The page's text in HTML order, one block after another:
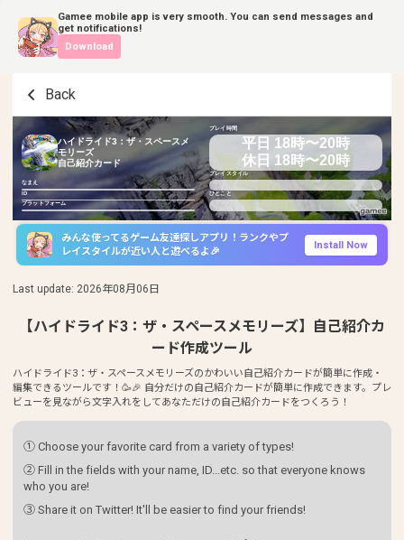
Gamee mobile app is very smooth. You can send messages and
get notifications!
Download
Back
ハイドライド3：ザ・スペースメ
モリーズ
自己紹介カード
なまえ
ID
プラットフォーム
プレイ時間
平日 18時〜20時
休日 18時〜20時
プレイスタイル
ひとこと
みんな使ってるゲーム友達探しアプリ！ランクやプ
レイスタイルが近い人と遊べるよ🎉
Install Now
Last update: 2026年08月06日
【ハイドライド3：ザ・スペースメモリーズ】自己紹介カ
ード作成ツール
ハイドライド3：ザ・スペースメモリーズのかわいい自己紹介カードが簡単に作成・
編集できるツールです！🥳🎉 自分だけの自己紹介カードが簡単に作成できます。プレ
ビューを見ながら文字入れをしてあなただけの自己紹介カードをつくろう！
① Choose your favorite card from a variety of types!
② Fill in the fields with your name, ID...etc. so that everyone knows
who you are!
③ Share it on Twitter! It'll be easier to find your friends!